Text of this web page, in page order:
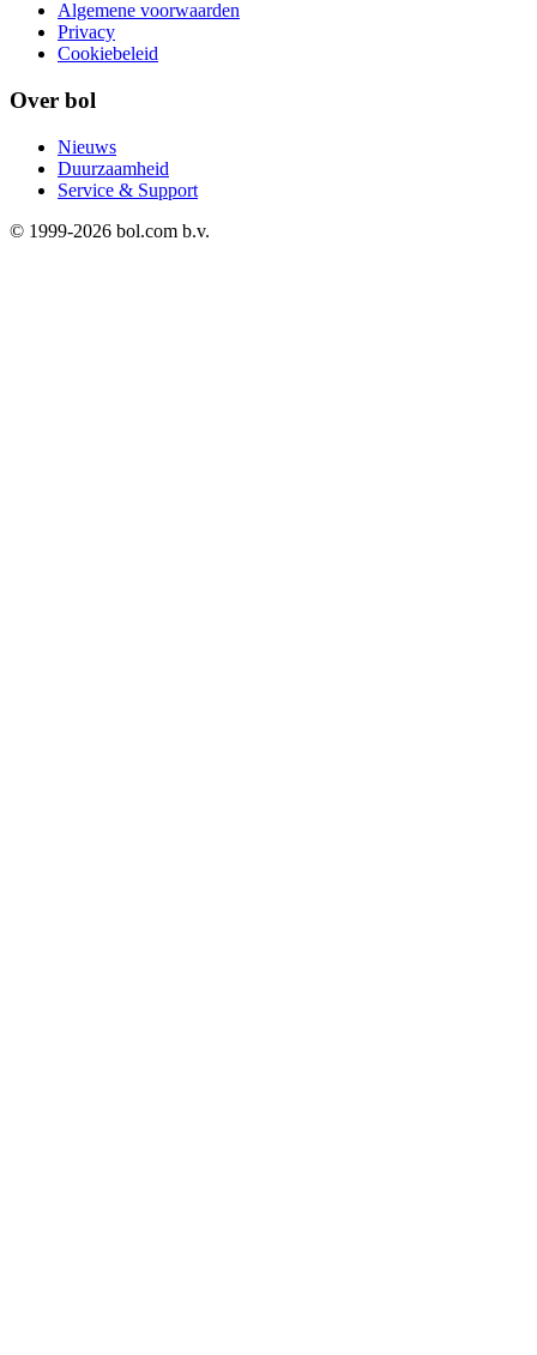
Algemene voorwaarden
Privacy
Cookiebeleid
Over bol
Nieuws
Duurzaamheid
Service & Support
© 1999-2026 bol.com b.v.